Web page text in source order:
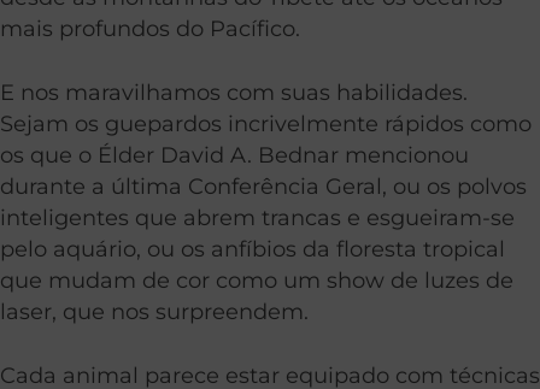
mais profundos do Pacífico.
E nos maravilhamos com suas habilidades.
Sejam os guepardos incrivelmente rápidos como
os que o Élder David A. Bednar mencionou
durante a última Conferência Geral, ou os polvos
inteligentes que abrem trancas e esgueiram-se
pelo aquário, ou os anfíbios da floresta tropical
que mudam de cor como um show de luzes de
laser, que nos surpreendem.
Cada animal parece estar equipado com técnicas